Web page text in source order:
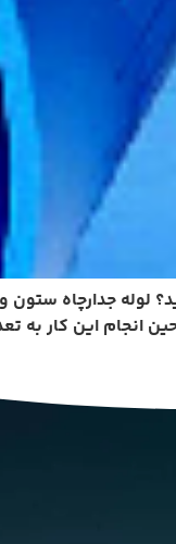
لوله جدارچاه
انجام این کار به